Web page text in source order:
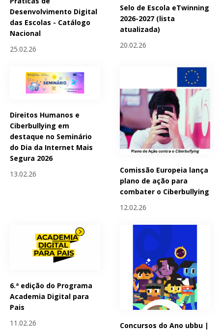
Desenvolvimento Digital
das Escolas - Catálogo
Nacional
25.02.26
Selo de Escola eTwinning
2026-2027 (lista
atualizada)
20.02.26
Direitos Humanos e
Ciberbullying em
destaque no Seminário
do Dia da Internet Mais
Segura 2026
13.02.26
Comissão Europeia lança
plano de ação para
combater o Ciberbullying
12.02.26
6.ª edição do Programa
Academia Digital para
Pais
11.02.26
Concursos do Ano ubbu |